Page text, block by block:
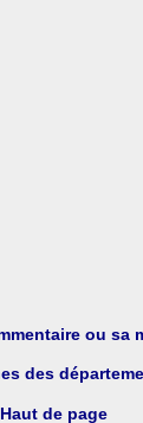
ou sa
des
Haut de page